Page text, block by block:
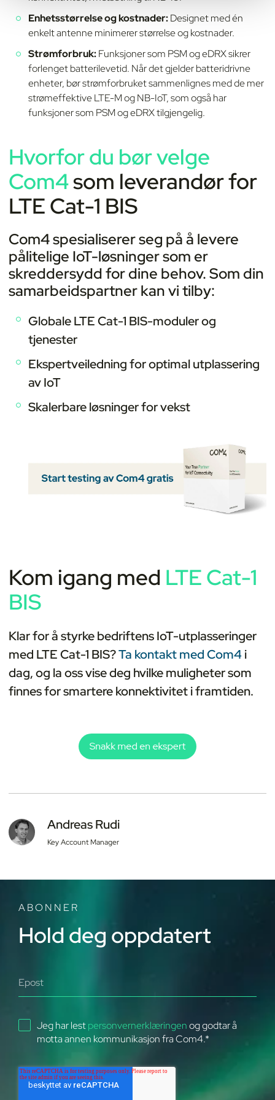
Enhetsstørrelse og kostnader:Designet med én
enkelt antenne minimerer størrelse og kostnader.
Strømforbruk:Funksjoner som PSM og eDRX sikrer
forlenget batterilevetid. Når det gjelder batteridrivne
enheter, bør strømforbruket sammenlignes med de mer
strømeffektive LTE-M og NB-IoT, som også har
funksjoner som PSM og eDRX tilgjengelig.
Hvorfor du bør velge
Com4som leverandør for
LTE Cat-1 BIS
Com4 spesialiserer seg på å levere
pålitelige IoT-løsninger som er
skreddersydd for dine behov. Som din
samarbeidspartner kan vi tilby:
Globale LTE Cat-1 BIS-moduler og
tjenester
Ekspertveiledning for optimal utplassering
av IoT
Skalerbare løsninger for vekst
Kom igang med LTE Cat-1
BIS
Klar for å styrke bedriftens IoT-utplasseringer
med LTE Cat-1 BIS?Ta kontakt med Com4i
dag, og la oss vise deg hvilke muligheter som
finnes for smartere konnektivitet i framtiden.
Andreas Rudi
Key Account Manager
ABONNER
Hold deg oppdatert
Jeg har lestpersonvernerklæringenog godtar å
motta annen kommunikasjon fra Com4.*